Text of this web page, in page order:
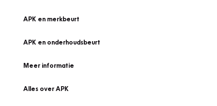
APK en merkbeurt
APK en onderhoudsbeurt
Meer informatie
Alles over APK